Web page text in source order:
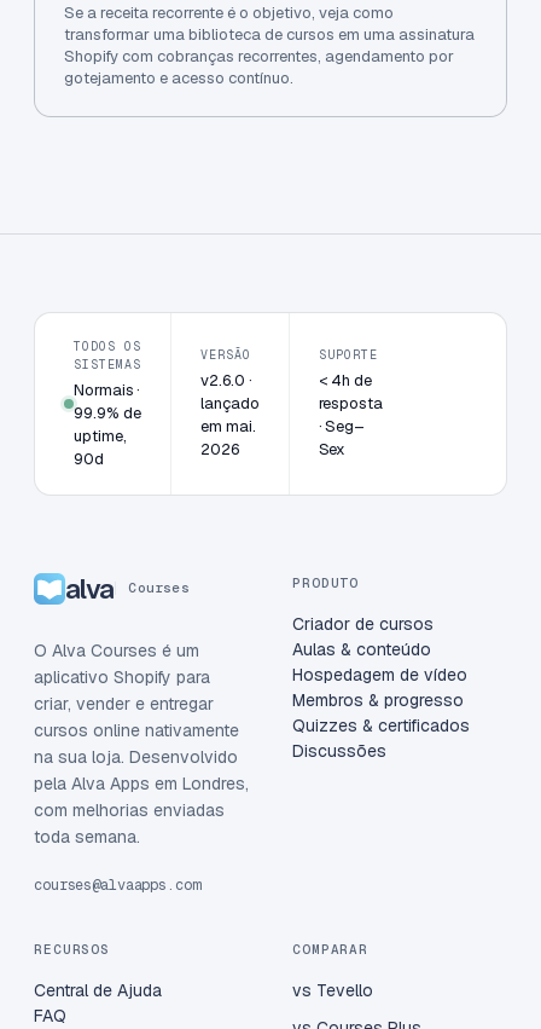
Se a receita recorrente é o objetivo, veja como
transformar uma biblioteca de cursos em uma assinatura
Shopify com cobranças recorrentes, agendamento por
gotejamento e acesso contínuo.
TODOS OS
SISTEMAS
Normais ·
99.9% de
uptime,
90d
VERSÃO
v2.6.0 ·
lançado
em mai.
2026
SUPORTE
< 4h de
resposta
· Seg–
Sex
alva Courses
O Alva Courses é um
aplicativo Shopify para
criar, vender e entregar
cursos online nativamente
na sua loja. Desenvolvido
pela Alva Apps em Londres,
com melhorias enviadas
toda semana.
courses@alvaapps.com
PRODUTO
Criador de cursos
Aulas & conteúdo
Hospedagem de vídeo
Membros & progresso
Quizzes & certificados
Discussões
RECURSOS
Central de Ajuda
FAQ
COMPARAR
vs Tevello